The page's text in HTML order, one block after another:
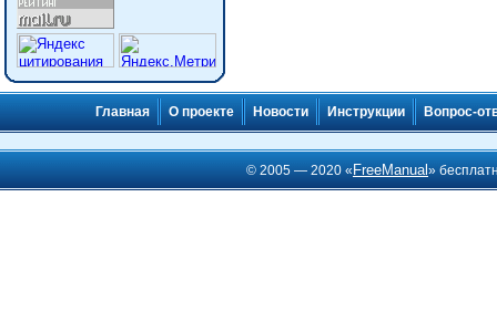
Главная О проекте Новости Инструкции Вопрос-
© 2005 — 2020 « FreeManual»